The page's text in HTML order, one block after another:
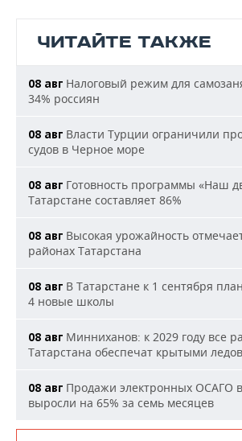
ЧИТАЙТЕ ТАКЖЕ
08 авг Налоговый режим для
34% россиян
08 авг Власти Турции ограничили
судов в Черное море
08 авг Готовность программы «Наш
Татарстане составляет 86%
08 авг Высокая урожайность
районах Татарстана
08 авг В Татарстане к 1 сентября
4 новые школы
08 авг Минниханов: к 2029 году все
Татарстана обеспечат крытыми
08 авг Продажи электронных ОСАГО
выросли на 65% за семь месяцев